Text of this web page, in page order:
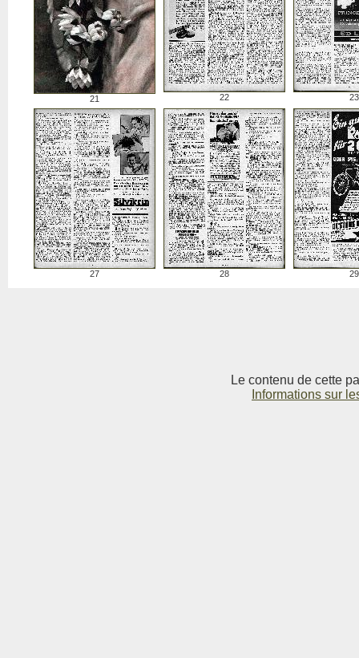
21 22 23
27 28 29
Le contenu de cette
Informations sur